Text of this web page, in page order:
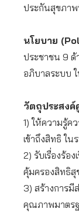
ประกันสุขภาพ
นโยบาย
ประชาชน 9
อภิบาลระบบ
วัตถุประสงค์
1) ให้ความรู้ค
เข้าถึงสิทธิ ใ
2) รับเรื่องร้อ
คุ้มครองสิทธิ
3) สร้างการ
คุณภาพมาตร